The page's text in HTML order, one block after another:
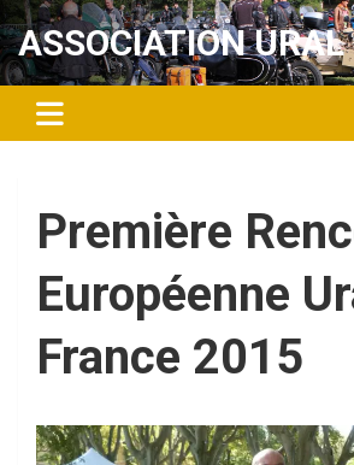
Aller
au
contenu
ASSOCIATION URAL
Première
Européenne
France 2015